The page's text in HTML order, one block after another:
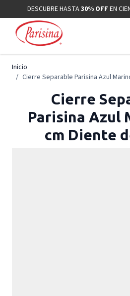
Ir al contenidoDESCUBRE HASTA30% OFF EN
Inicio
/ Cierre Separable Parisina Azul
Cierre
Parisina Azul
cm Diente